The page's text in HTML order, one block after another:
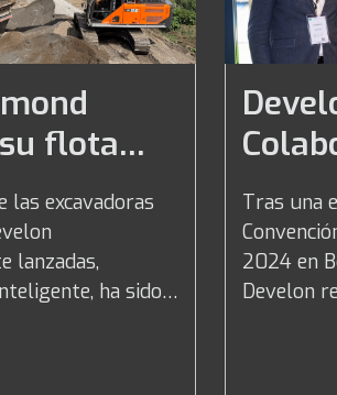
flota
de
de
9
las excavadoras
lanzadas,
ha sido
de la
Tras una
2024 en
Develon